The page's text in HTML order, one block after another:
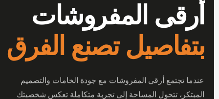
أرقى المفروشات
بتفاصيل تصنع الفرق
عندما تجتمع أرقى المفروشات مع جودة الخامات والتصميم
المبتكر، تتحول المساحة إلى تجربة متكاملة تعكس شخصيتك